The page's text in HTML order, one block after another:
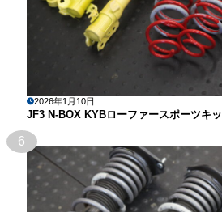
2026年1月10日
JF3 N-BOX KYBローファースポーツキ
6